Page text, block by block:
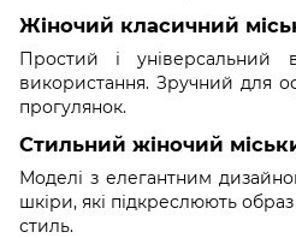
Жіночий класичний
Простий і універсальний
використання. Зручний для
прогулянок.
Стильний жіночий
Моделі з елегантним
шкіри, які підкреслюють образ
стиль.